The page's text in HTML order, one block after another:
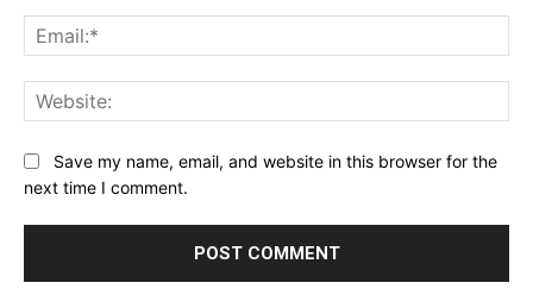
Save my name, email, and website in this browser for the
next time I comment.